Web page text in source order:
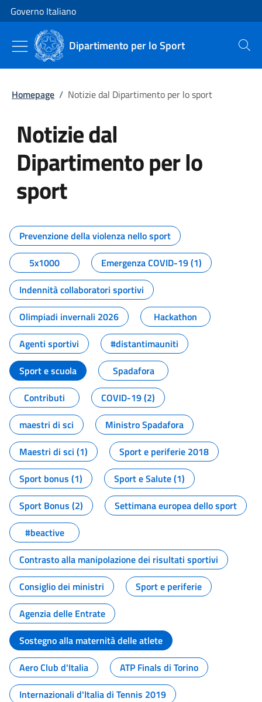
Vai al contenuto
Vai alla navigazione del sito
Governo Italiano
Dipartimento per lo Sport Cerca
Homepage / Notizie dal Dipartimento per lo sport
Notizie dal
Dipartimento per lo
sport
Tutti i contenuti della pagina
Prevenzione della violenza nello sport
5x1000
Emergenza COVID-19 (1)
Indennità collaboratori sportivi
Olimpiadi invernali 2026
Hackathon
Agenti sportivi
#distantimauniti
Sport e scuola
Spadafora
Contributi
COVID-19 (2)
maestri di sci
Ministro Spadafora
Maestri di sci (1)
Sport e periferie 2018
Sport bonus (1)
Sport e Salute (1)
Sport Bonus (2)
Settimana europea dello sport
#beactive
Contrasto alla manipolazione dei risultati sportivi
Consiglio dei ministri
Sport e periferie
Agenzia delle Entrate
Sostegno alla maternità delle atlete
Aero Club d'Italia
ATP Finals di Torino
Internazionali d'Italia di Tennis 2019